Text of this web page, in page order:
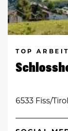
TOP
6533 Fiss/